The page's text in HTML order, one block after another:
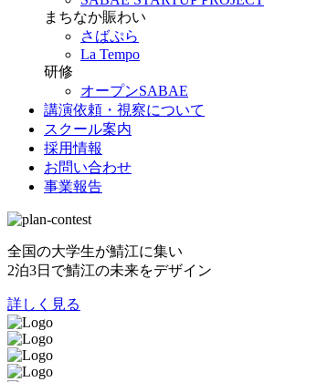
まちなか賑わい
さばぷら
La Tempo
研修
オープンSABAE
講演依頼・視察について
スクール案内
採用情報
お問い合わせ
事業報告
全国の大学生が鯖江に集い
2泊3日で鯖江の未来をデザイン
詳しく見る